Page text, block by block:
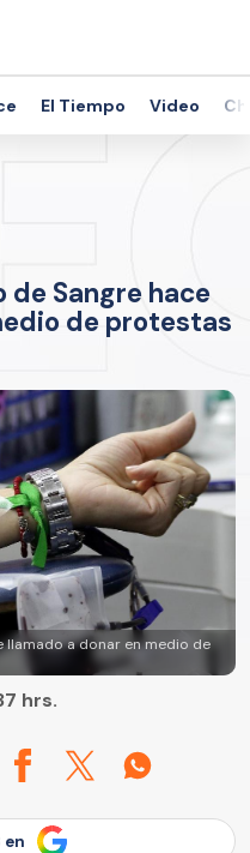
El Tiempo Video
Sangre hace
de protestas
a donar en medio de
hrs.
en